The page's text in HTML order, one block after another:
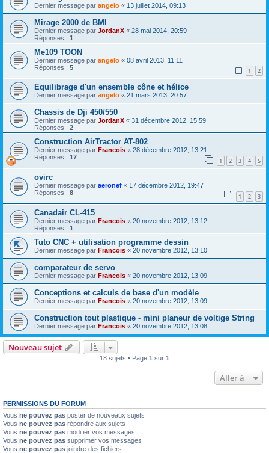
Dernier message par angelo « 13 juillet 2014, 09:13
Mirage 2000 de BMI
Dernier message par JordanX « 28 mai 2014, 20:59
Réponses : 1
Me109 TOON
Dernier message par angelo « 08 avril 2013, 11:11
Réponses : 5 1 2
Equilibrage d'un ensemble cône et hélice
Dernier message par angelo « 21 mars 2013, 20:57
Chassis de Dji 450/550
Dernier message par JordanX « 31 décembre 2012, 15:59
Réponses : 2
Construction AirTractor AT-802
Dernier message par Francois « 28 décembre 2012, 13:21
Réponses : 17 1 2 3 4 5
ovirc
Dernier message par aeronef « 17 décembre 2012, 19:47
Réponses : 8 1 2 3
Canadair CL-415
Dernier message par Francois « 20 novembre 2012, 13:12
Réponses : 1
Tuto CNC + utilisation programme dessin
Dernier message par Francois « 20 novembre 2012, 13:10
comparateur de servo
Dernier message par Francois « 20 novembre 2012, 13:09
Conceptions et calculs de base d'un modèle
Dernier message par Francois « 20 novembre 2012, 13:09
Construction tout plastique - mini planeur de voltige String
Dernier message par Francois « 20 novembre 2012, 13:08
Nouveau sujet
18 sujets • Page 1 sur 1
Aller à
PERMISSIONS DU FORUM
Vous ne pouvez pas poster de nouveaux sujets
Vous ne pouvez pas répondre aux sujets
Vous ne pouvez pas modifier vos messages
Vous ne pouvez pas supprimer vos messages
Vous ne pouvez pas joindre des fichiers